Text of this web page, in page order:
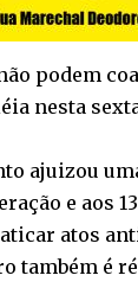
podem
nesta
ajuizou
e
atos
também é